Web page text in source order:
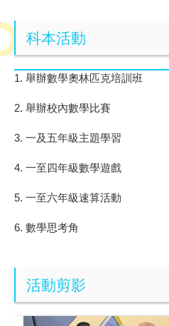
科本活動
1. 舉辦數學奧林匹克培訓班
2. 舉辦校內數學比賽
3. 一及五年級主題學習
4. 一至四年級數學遊戲
5. 一至六年級速算活動
6. 數學思考角
活動剪影